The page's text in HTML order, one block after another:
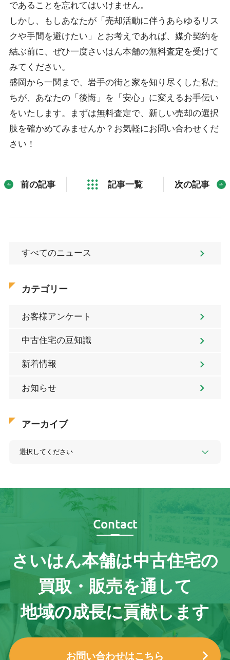
であることを忘れてはいけません。
しかし、もしあなたが「売却活動に伴うあらゆるリス
クや手間を避けたい」とお考えであれば、媒介契約を
結ぶ前に、ぜひ一度さいはん本舗の無料査定を受けて
みてください。
盛岡から一関まで、岩手の街と家を知り尽くした私た
ちが、あなたの「後悔」を「安心」に変えるお手伝い
をいたします。まずは無料査定で、新しい売却の選択
肢を確かめてみませんか？お気軽にお問い合わせくだ
さい！
前の記事 記事一覧 次の記事
すべてのニュース
カテゴリー
お客様アンケート
中古住宅の豆知識
新着情報
お知らせ
アーカイブ
Contact
さいはん本舗は中古住宅の
買取・販売を通して
地域の成長に貢献します
お問い合わせはこちら